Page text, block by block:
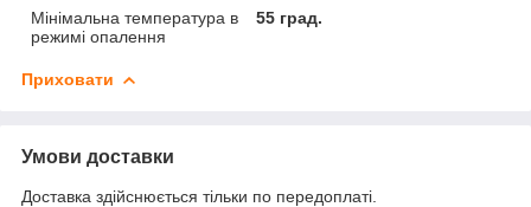
Мінімальна температура в
режимі опалення
55 град.
Приховати
Умови доставки
Доставка здійснюється тільки по передоплаті.